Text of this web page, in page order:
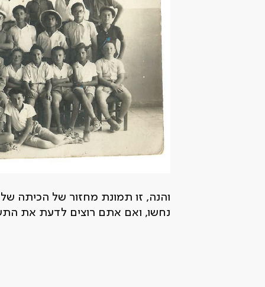
והנה, זו תמונת מחזור של הכיתה של
נחשו, ואם אתם רוצים לדעת את